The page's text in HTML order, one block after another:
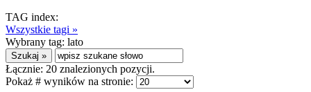
TAG index:
Wszystkie tagi »
Wybrany tag: lato
Łącznie: 20 znalezionych pozycji.
Pokaż # wyników na stronie: